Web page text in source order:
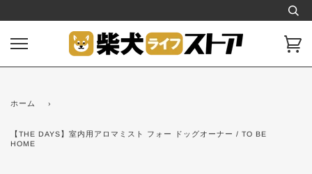
キ
し
カ
ホーム ›
【THE DAYS】室内用アロマミスト フォー ドッグオーナー / TO BE
HOME